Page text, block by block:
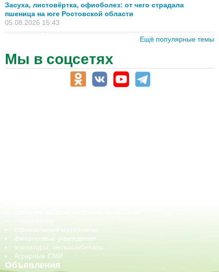
Засуха, листовёртка, офиоболез: от чего страдала
пшеница на юге Ростовской области
05.08.2026 15:43
Ещё популярные темы
Мы в соцсетях
строительные материалы
финансовые учреждения
элеваторы, мелькомбинаты
Аграрные СМИ
Объявления